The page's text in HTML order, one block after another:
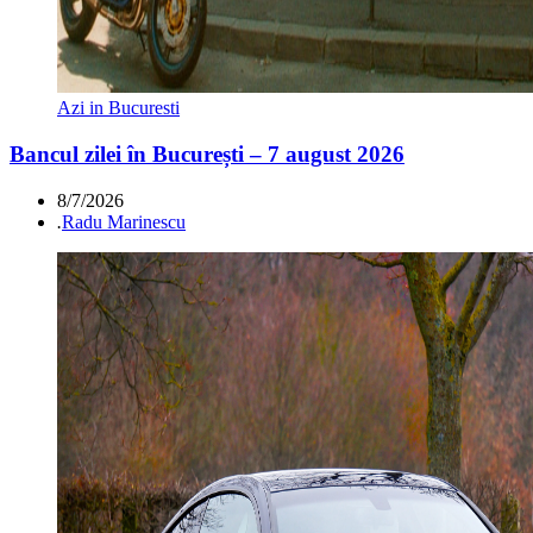
Azi in Bucuresti
Bancul zilei în București – 7 august 2026
8/7/2026
.Radu Marinescu